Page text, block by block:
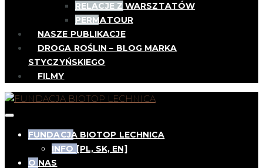
RELACJE Z WARSZTATÓW
PERMATOUR
NASZE PUBLIKACJE
DROGA ROŚLIN – BLOG MARKA
STYCZYŃSKIEGO
FILMY
FUNDACJA BIOTOP LECHNICA
INFO [PL, SK, EN]
O NAS